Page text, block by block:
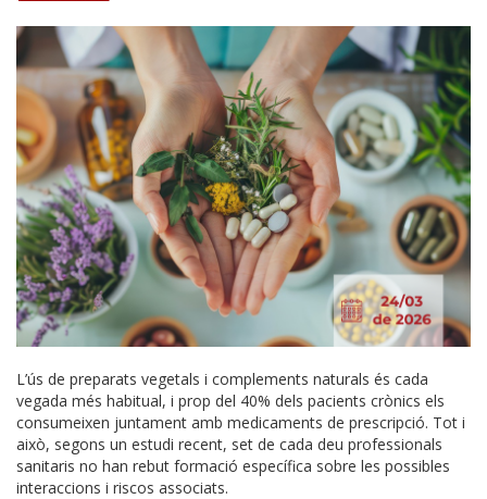
L’ús de preparats vegetals i complements naturals és cada
vegada més habitual, i prop del 40% dels pacients crònics els
consumeixen juntament amb medicaments de prescripció. Tot i
això, segons un estudi recent, set de cada deu professionals
sanitaris no han rebut formació específica sobre les possibles
interaccions i riscos associats.